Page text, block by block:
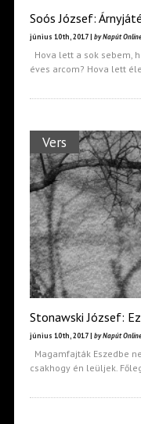
Soós József:
június 10th, 2017 | by Napút Online
Hova lett a sok sebem,
éves arcom? Hova lett
Vers
Stonawski József:
június 10th, 2017 | by Napút Online
Magamfajták Eszedbe
csakhogy én leüljek.